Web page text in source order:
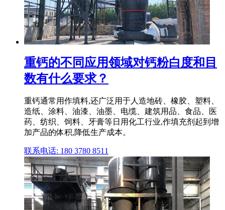
重钙的不同应用领域对钙粉白度和目
数有什么要求？
重钙通常用作填料,还广泛用于人造地砖、橡胶、塑料、
造纸、涂料、油漆、油墨、电缆、建筑用品、食品、医
药、纺织、饲料、牙膏等日用化工行业,作填充剂起到增
加产品的体积,降低生产成本。
联系电话: 180 3780 8511